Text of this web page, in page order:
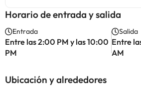
Horario de entrada y salida
Entrada
Entre las 2:00 PM y las 10:00
PM
Salida
Entre
AM
Ubicación y alrededores